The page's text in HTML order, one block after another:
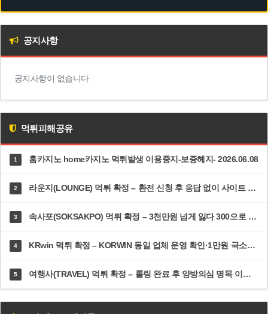
공지사항
공지사항이 없습니다.
먹튀피해공유
1 홈카지노 home카지노 먹튀발생 이용중지-보증헤지- 2026.06.08
2 라운지(LOUNGE) 먹튀 확정 – 환전 신청 후 응답 없이 사이트 접속 차단·고객센터 두절 | dp-ys.com
3 속사포(SOKSAKPO) 먹튀 확정 – 3천만원 넘게 잃다 300으로 5100 만든 순간 즉시 차단·총판까지 한패 | 속사포주소.com
4 KRwin 먹튀 확정 – KORWIN 동일 업체 운영 확인·1만원 극소액도 환전 거부 | 12krwin.com
5 여행사(TRAVEL) 먹튀 확정 – 롤링 완료 후 양방의심 명목 이틀 방치·추가 롤링 300% 강요 | dal82.com